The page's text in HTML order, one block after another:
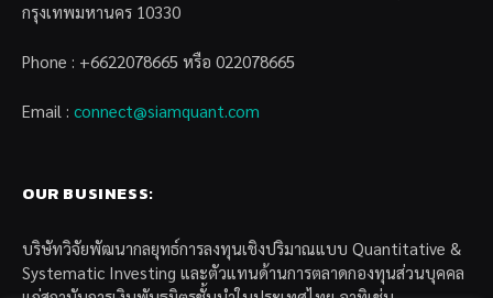
กรุงเทพมหานคร 10330
Phone : +6622078665 หรือ 022078665
Email : connect@siamquant.com
OUR BUSINESS:
บริษัทวิจัยพัฒนากลยุทธ์การลงทุนเชิงปริมาณแบบ Quantitative &
Systematic Investing และตัวแทนด้านการตลาดกองทุนส่วนบุคคล